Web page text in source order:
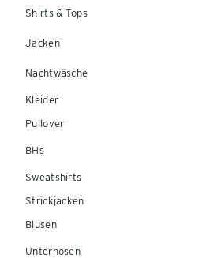
Shirts & Tops
Jacken
Nachtwäsche
Kleider
Pullover
BHs
Sweatshirts
Strickjacken
Blusen
Unterhosen